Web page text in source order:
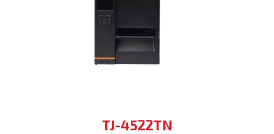
TJ-4522TN